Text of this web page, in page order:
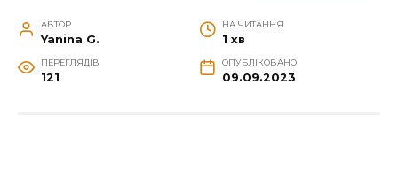
АВТОР
Yanina G.
НА ЧИТАННЯ
1 хв
ПЕРЕГЛЯДІВ
121
ОПУБЛІКОВАНО
09.09.2023